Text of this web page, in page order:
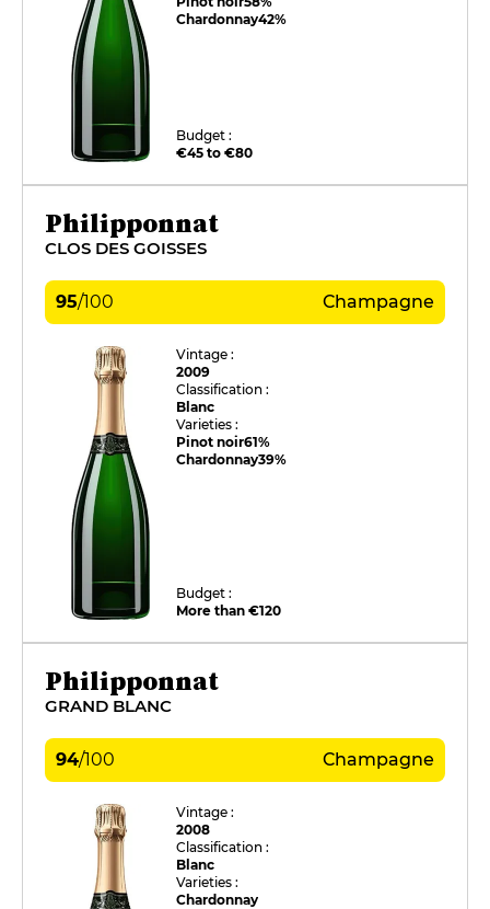
Chardonnay42%
Budget :
€45 to €80
Philipponnat
CLOS DES GOISSES
95/100 Champagne
Vintage :
2009
Classification :
Blanc
Varieties :
Pinot noir61%
Chardonnay39%
Budget :
More than €120
Philipponnat
GRAND BLANC
94/100 Champagne
Vintage :
2008
Classification :
Blanc
Varieties :
Chardonnay